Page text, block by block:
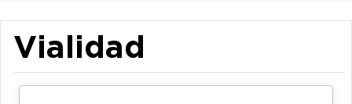
Vialidad